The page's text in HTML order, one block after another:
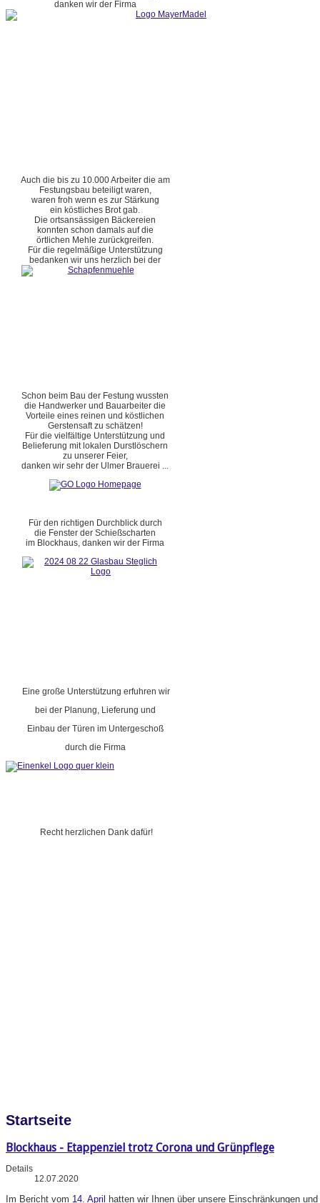
danken wir der Firma
Auch die bis zu 10.000 Arbeiter die am
Festungsbau beteiligt waren,
waren froh wenn es zur Stärkung
ein köstliches Brot gab.
Die ortsansässigen Bäckereien
konnten schon damals auf die
örtlichen Mehle zurückgreifen.
Für die regelmäßige Unterstützung
bedanken wir uns herzlich bei der
Schon beim Bau der Festung wussten
die Handwerker und Bauarbeiter die
Vorteile eines reinen und köstlichen
Gerstensaft zu schätzen!
Für die vielfältige Unterstützung und
Belieferung mit lokalen Durstlöschern
zu unserer Feier,
danken wir sehr der Ulmer Brauerei ...
Für den richtigen Durchblick durch
die Fenster der Schießscharten
im Blockhaus, danken wir der Firma
Eine große Unterstützung erfuhren wir
bei der Planung, Lieferung und
Einbau der Türen im Untergeschoß
durch die Firma
Recht herzlichen Dank dafür!
Startseite
Blockhaus - Etappenziel trotz Corona und Grünpflege
Details
12.07.2020
Im Bericht vom 14. April hatten wir Ihnen über unsere Einschränkungen